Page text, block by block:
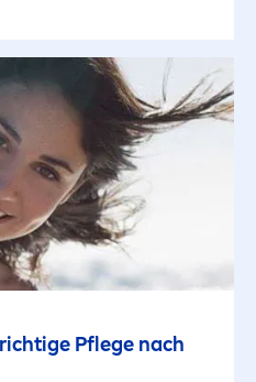
Pflege nach